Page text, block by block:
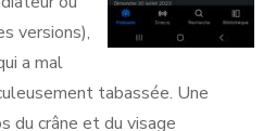
versions),
a mal
tabassée. Une
du crâne et du visage